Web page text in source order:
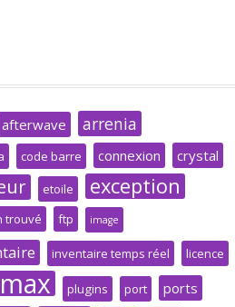
afterwave arrenia
code barre connexion crystal
etoile exception
trouvé ftp image
inventaire temps réel licence
plugins port ports